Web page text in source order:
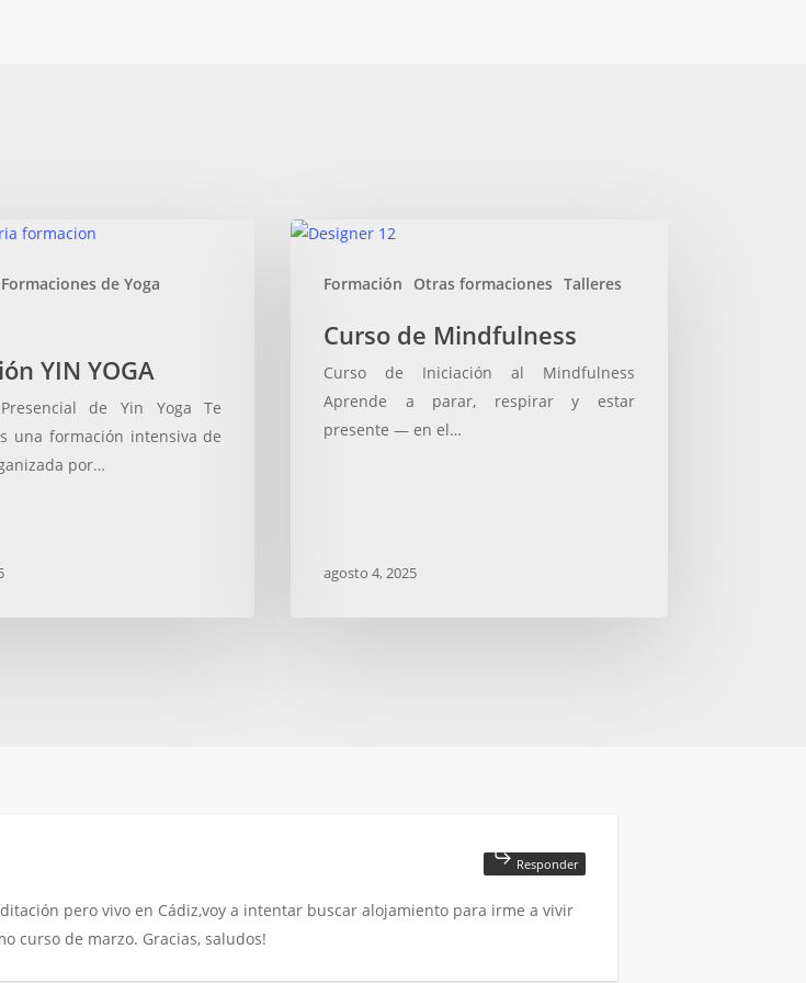
Formaciones de Yoga
YIN YOGA
de Yin Yoga Te
una formación intensiva de
por…
Formación Otras formaciones Talleres
Curso
Mindfulness
Curso de Mindfulness
Curso de Iniciación al Mindfulness
Aprende a parar, respirar y estar
presente — en el…
agosto 4, 2025
pero vivo en Cádiz,voy a intentar buscar alojamiento para irme a vivir
curso de marzo. Gracias, saludos!
Responder